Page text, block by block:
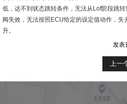
低，达不到状态跳转条件，无法从Lof阶段跳
阀失效，无法按照ECU给定的设定值动作，
升。
发表
上一